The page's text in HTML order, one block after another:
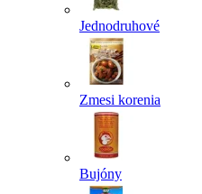
Jednodruhové
Zmesi korenia
Bujóny